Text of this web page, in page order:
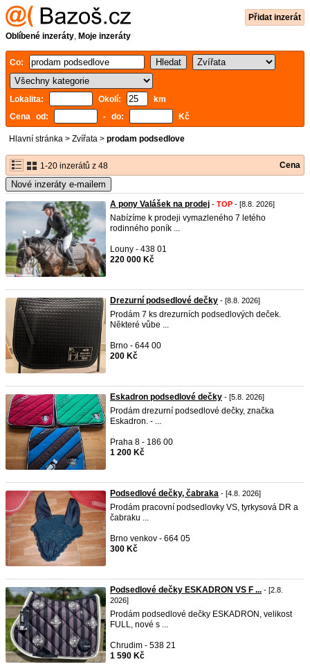
Přidat inzerát
Oblíbené inzeráty, Moje inzeráty
Co:
Lokalita: Okolí:
km
Cena od:
- do: Kč
Hlavní stránka > Zvířata > prodam podsedlove
1-20 inzerátů z 48 Cena
Nové inzeráty e-mailem
A pony Valášek na prodej - TOP - [8.8. 2026]
Nabízíme k prodeji vymazleného 7 letého
rodinného poník ...
Louny - 438 01
220 000 Kč
Drezurní podsedlové dečky - [8.8. 2026]
Prodám 7 ks drezurních podsedlových deček.
Některé vůbe ...
Brno - 644 00
200 Kč
Eskadron podsedlové dečky - [5.8. 2026]
Prodám drezurní podsedlové dečky, značka
Eskadron. - ...
Praha 8 - 186 00
1 200 Kč
Podsedlové dečky, čabraka - [4.8. 2026]
Prodám pracovní podsedlovky VS, tyrkysová DR a
čabraku ...
Brno venkov - 664 05
300 Kč
Podsedlové dečky ESKADRON VS F ... - [2.8.
2026]
Prodám podsedlové dečky ESKADRON, velikost
FULL, nové s ...
Chrudim - 538 21
1 590 Kč